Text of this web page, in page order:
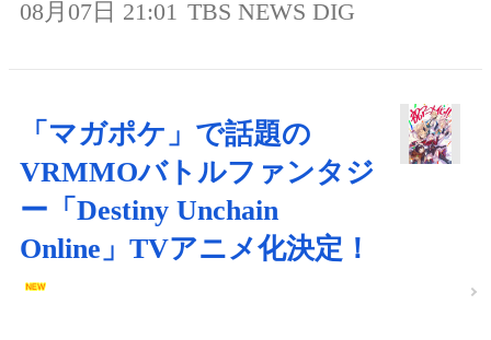
08月07日 21:01 TBS NEWS DIG
「マガポケ」で話題の
VRMMOバトルファンタジ
ー「Destiny Unchain
Online」TVアニメ化決定！